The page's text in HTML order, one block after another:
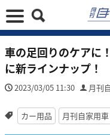
車の足回りのケアに
に新ラインナップ！
2023/03/05 11:30 月刊
カー用品 月刊自家用車